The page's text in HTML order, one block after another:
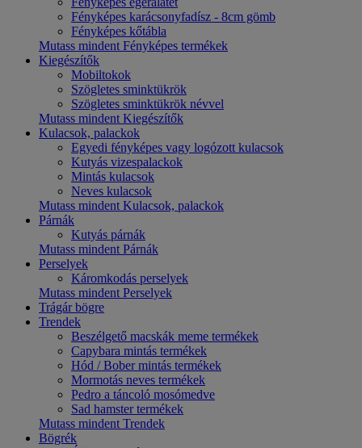
Fényképes karácsonyfadísz - 8cm gömb
Fényképes kőtábla
Mutass mindent Fényképes termékek
Kiegészítők
Mobiltokok
Szögletes sminktükrök
Szögletes sminktükrök névvel
Mutass mindent Kiegészítők
Kulacsok, palackok
Egyedi fényképes vagy logózott kulacsok
Kutyás vizespalackok
Mintás kulacsok
Neves kulacsok
Mutass mindent Kulacsok, palackok
Párnák
Kutyás párnák
Mutass mindent Párnák
Perselyek
Káromkodás perselyek
Mutass mindent Perselyek
Trágár bögre
Trendek
Beszélgető macskák meme termékek
Capybara mintás termékek
Hód / Bober mintás termékek
Mormotás neves termékek
Pedro a táncoló mosómedve
Sad hamster termékek
Mutass mindent Trendek
Bögrék